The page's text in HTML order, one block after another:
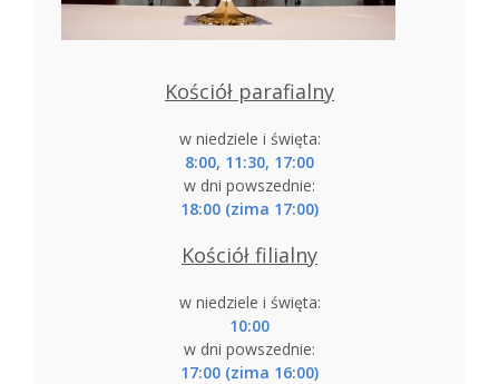
Kościół parafialny
w niedziele i święta:
8:00, 11:30, 17:00
w dni powszednie:
18:00 (zima 17:00)
Kościół filialny
w niedziele i święta:
10:00
w dni powszednie:
17:00 (zima 16:00)